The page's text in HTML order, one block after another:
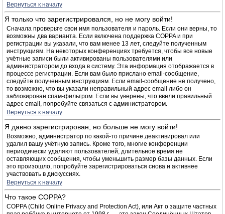
Вернуться к началу
Я только что зарегистрировался, но не могу войти!
Сначала проверьте свои имя пользователя и пароль. Если они верны, то
возможны два варианта. Если включена поддержка COPPA и при
регистрации вы указали, что вам менее 13 лет, следуйте полученным
инструкциям. На некоторых конференциях требуется, чтобы все новые
учётные записи были активированы пользователями или
администратором до входа в систему. Эта информация отображается в
процессе регистрации. Если вам было прислано email-сообщение,
следуйте полученным инструкциям. Если email-сообщение не получено,
то возможно, что вы указали неправильный адрес email либо он
заблокирован спам-фильтром. Если вы уверены, что ввели правильный
адрес email, попробуйте связаться с администратором.
Вернуться к началу
Я давно зарегистрирован, но больше не могу войти!
Возможно, администратор по какой-то причине деактивировал или
удалил вашу учётную запись. Кроме того, многие конференции
периодически удаляют пользователей, длительное время не
оставляющих сообщения, чтобы уменьшить размер базы данных. Если
это произошло, попробуйте зарегистрироваться снова и активнее
участвовать в дискуссиях.
Вернуться к началу
Что такое COPPA?
COPPA (Child Online Privacy and Protection Act), или Акт о защите частных